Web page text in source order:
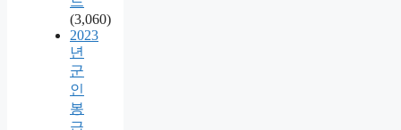
(3,060)
2023
년
군
인
봉